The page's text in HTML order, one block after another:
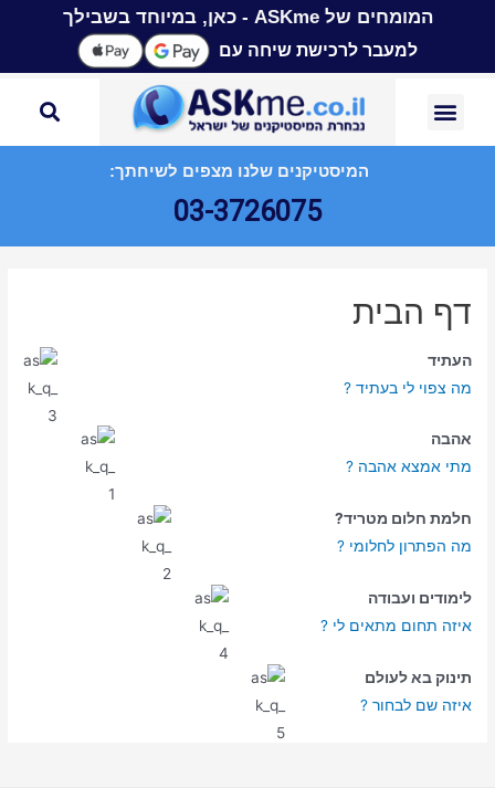
המומחים של ASKme - כאן, במיוחד בשבילך
למעבר לרכישת שיחה עם
המיסטיקנים שלנו מצפים לשיחתך:
03-3726075
דף הבית
העתיד
מה צפוי לי בעתיד ?
אהבה
מתי אמצא אהבה ?
חלמת חלום מטריד?
מה הפתרון לחלומי ?
לימודים ועבודה
איזה תחום מתאים לי ?
תינוק בא לעולם
איזה שם לבחור ?